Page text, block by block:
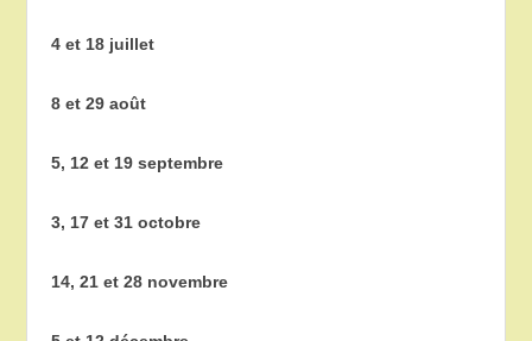
4 et 18 juillet
8 et 29 août
5, 12 et 19 septembre
3, 17 et 31 octobre
14, 21 et 28 novembre